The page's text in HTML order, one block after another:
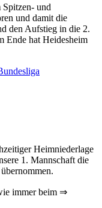
und
und damit die
den Aufstieg in die 2.
Ende hat Heidesheim
Heimniederlage
1. Mannschaft die
immer beim ⇒